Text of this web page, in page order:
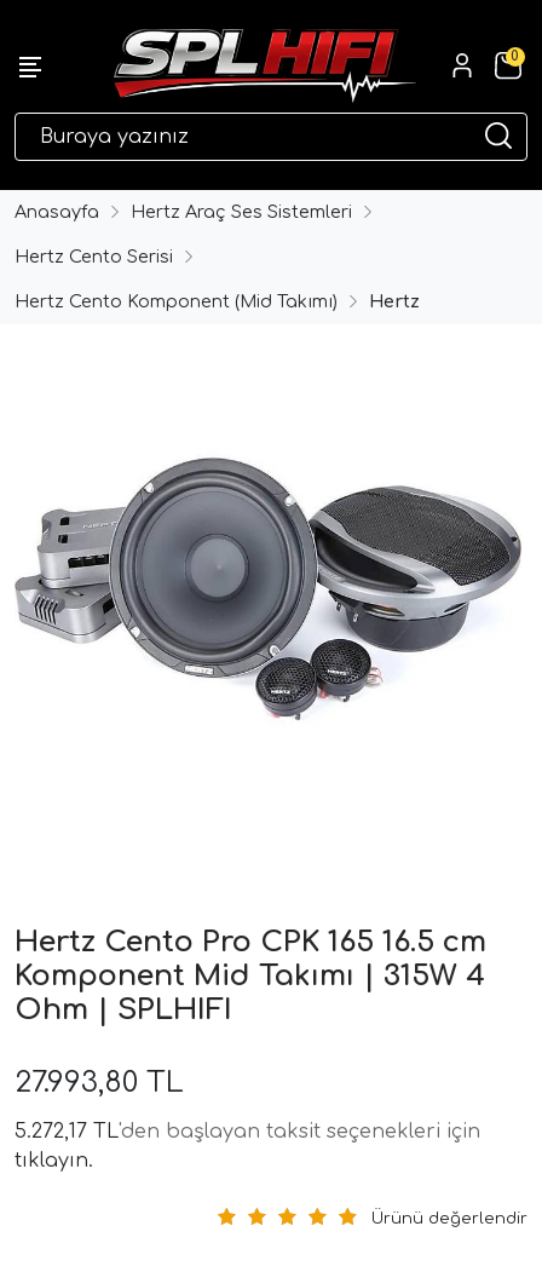
0
Anasayfa Hertz Araç Ses Sistemleri
Hertz Cento Serisi
Hertz Cento Komponent (Mid Takımı) Hertz
Hertz Cento Pro CPK 165 16.5 cm
Komponent Mid Takımı | 315W 4
Ohm | SPLHIFI
27.993,80 TL
5.272,17 TL'den başlayan taksit seçenekleri için
tıklayın.
Ürünü değerlendir